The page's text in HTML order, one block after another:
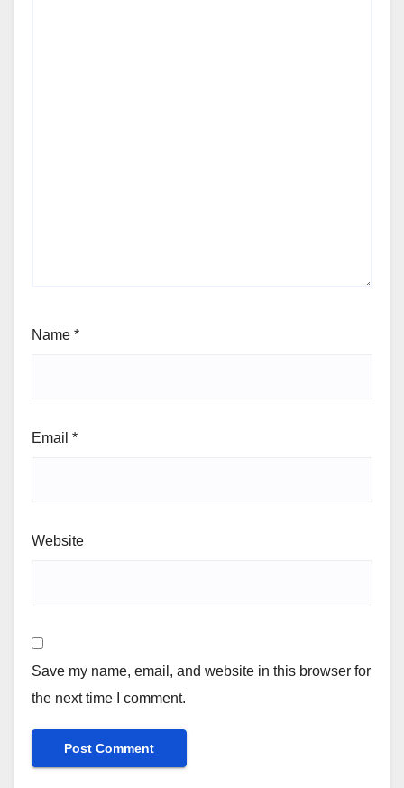
Name *
Email *
Website
Save my name, email, and website in this browser for
the next time I comment.